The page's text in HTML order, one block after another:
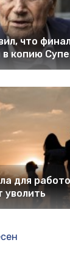
что
в копию
для
уволить